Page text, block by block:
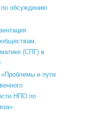
по обсуждению
(СПГ) в
и пути
НПО по